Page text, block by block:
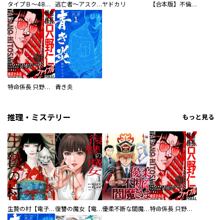
タイプＢ～48時間後、致死率100％～【単話】 逃亡者～アスクレピオスの杖～ヤドカリ 【合本版】不倫処刑
特命係長 只野仁ファイナル 愛蔵版 青き炎
推理・ミステリー もっと見る
生贄の村【電子単行本版】 復讐の魔女【電子単行本版】 優柔不断な閻魔さま 特命係長 只野仁ファイナル 愛蔵版